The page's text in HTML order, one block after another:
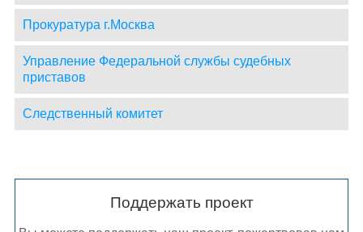
Прокуратура г.Москва
Управление Федеральной службы судебных
приставов
Следственный комитет
Поддержать проект